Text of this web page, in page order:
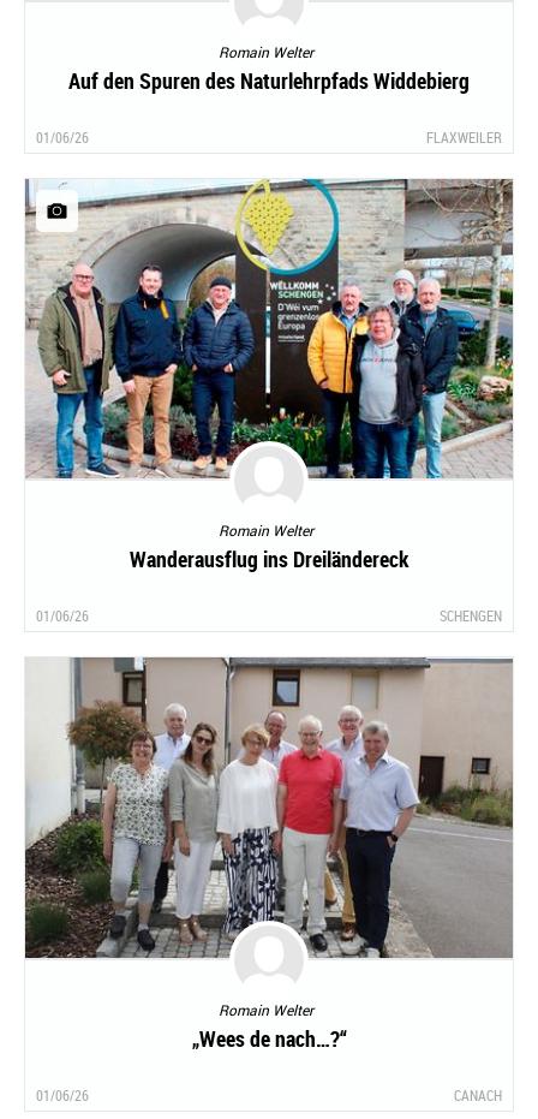
Romain Welter
Auf den Spuren des Naturlehrpfads Widdebierg
01/06/26 FLAXWEILER
Romain Welter
Wanderausflug ins Dreiländereck
01/06/26 SCHENGEN
Romain Welter
„Wees de nach…?“
01/06/26 CANACH